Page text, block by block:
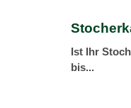
Ist Ihr
bis...